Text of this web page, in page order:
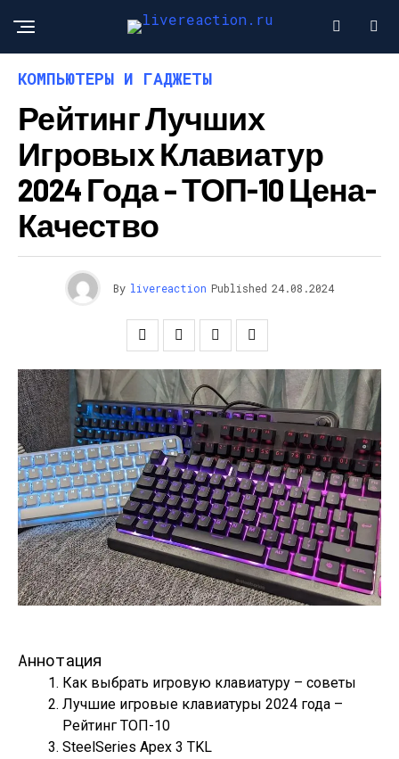
КОМПЬЮТЕРЫ И ГАДЖЕТЫ
Рейтинг Лучших
Игровых Клавиатур
2024 Года – ТОП-10 Цена-
Качество
By livereaction Published 24.08.2024
Аннотация
Как выбрать игровую клавиатуру – советы
Лучшие игровые клавиатуры 2024 года –
Рейтинг ТОП-10
SteelSeries Apex 3 TKL